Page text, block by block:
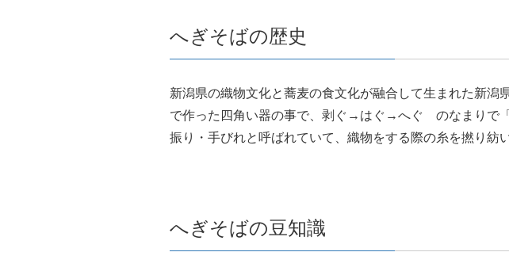
へぎそばの歴史
新潟県の織物文化と蕎麦の食文化が融合して生まれた新
で作った四角い器の事で、剥ぐ→はぐ→へぐ のなまりで
振り・手びれと呼ばれていて、織物をする際の糸を撚り紡
へぎそばの豆知識